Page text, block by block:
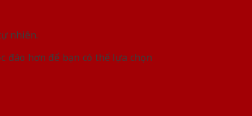
nhiên.
đáo hơn để bạn có thể lựa chọn